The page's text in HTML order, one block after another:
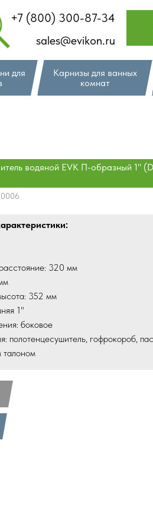
sales@evikon.ru
+7 (800) 300-87-34
для
Карнизы для ванных
комнат
водяной EVK П-образный 1"
320 мм
352 мм
1"
боковое
полотенцесушитель, гофрокороб,
талоном